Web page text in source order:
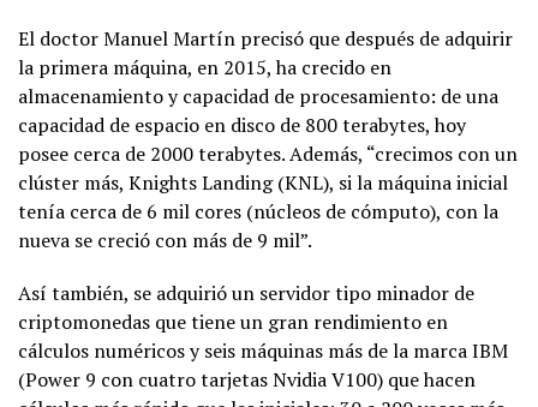
El doctor Manuel Martín precisó que después de adquirir
la primera máquina, en 2015, ha crecido en
almacenamiento y capacidad de procesamiento: de una
capacidad de espacio en disco de 800 terabytes, hoy
posee cerca de 2000 terabytes. Además, “crecimos con un
clúster más, Knights Landing (KNL), si la máquina inicial
tenía cerca de 6 mil cores (núcleos de cómputo), con la
nueva se creció con más de 9 mil”.
Así también, se adquirió un servidor tipo minador de
criptomonedas que tiene un gran rendimiento en
cálculos numéricos y seis máquinas más de la marca IBM
(Power 9 con cuatro tarjetas Nvidia V100) que hacen